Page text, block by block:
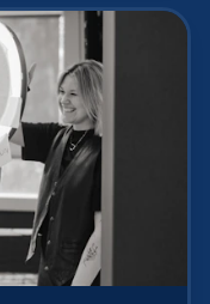
d’actions.